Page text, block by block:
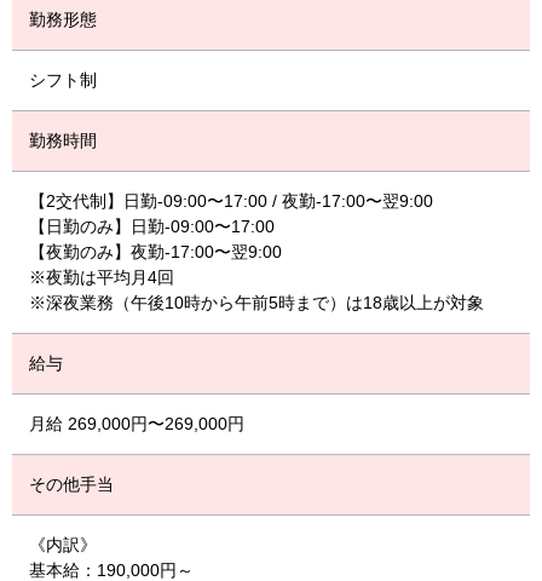
勤務形態
シフト制
勤務時間
【2交代制】日勤‐09:00〜17:00 / 夜勤‐17:00〜翌9:00
【日勤のみ】日勤‐09:00〜17:00
【夜勤のみ】夜勤‐17:00〜翌9:00
※夜勤は平均月4回
※深夜業務（午後10時から午前5時まで）は18歳以上が対象
給与
月給 269,000円〜269,000円
その他手当
《内訳》
基本給：190,000円～